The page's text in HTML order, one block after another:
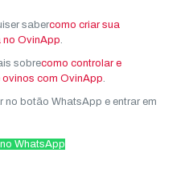
sabercomo criar sua
no OvinApp.
sobrecomo controlar e
com OvinApp.
no botão WhatsApp e entrar em
WhatsApp